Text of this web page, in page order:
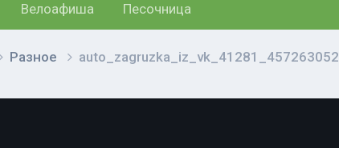
Велоафиша Песочница
Разное auto_zagruzka_iz_vk_41281_457263052